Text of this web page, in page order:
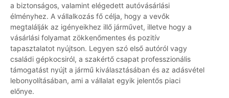
a biztonságos, valamint elégedett autóvásárlási
élményhez. A vállalkozás fő célja, hogy a vevők
megtalálják az igényeikhez illő járművet, illetve hogy a
vásárlási folyamat zökkenőmentes és pozitív
tapasztalatot nyújtson. Legyen szó első autóról vagy
családi gépkocsiról, a szakértő csapat professzionális
támogatást nyújt a jármű kiválasztásában és az adásvétel
lebonyolításában, ami a vállalat egyik jelentős piaci
előnye.